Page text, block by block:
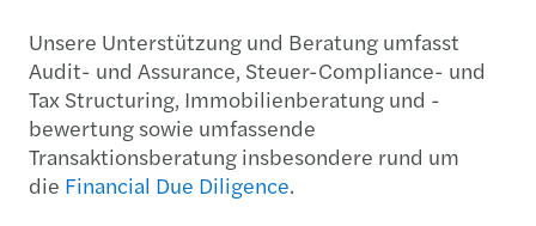
Unsere Unterstützung und Beratung umfasst
Audit- und Assurance, Steuer-Compliance- und
Tax Structuring, Immobilienberatung und -
bewertung sowie umfassende
Transaktionsberatung insbesondere rund um
die Financial Due Diligence.